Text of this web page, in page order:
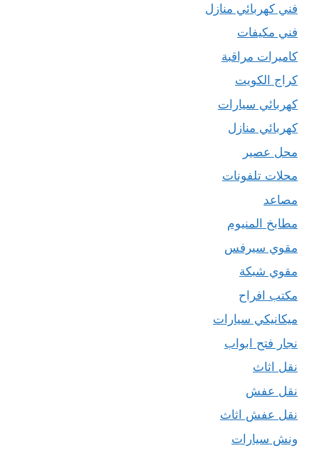
فني كهربائي منازل
فني مكيفات
كاميرات مراقبة
كراج الكويت
كهربائي سيارات
كهربائي منازل
محل عصير
محلات تلفونات
مصاعد
مطابخ المنيوم
مقوي سيرفس
مقوي شبكة
مكتب افراح
ميكانيكي سيارات
نجار فتح ابواب
نقل اثاث
نقل عفش
نقل عفش اثاث
ونش سيارات